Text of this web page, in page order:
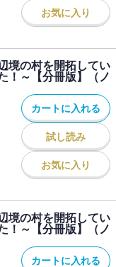
お気に入り
境の村を開拓してい
！～【分冊版】（ノ
カートに入れる
試し読み
お気に入り
境の村を開拓してい
！～【分冊版】（ノ
カートに入れる